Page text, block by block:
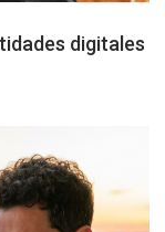
digitales